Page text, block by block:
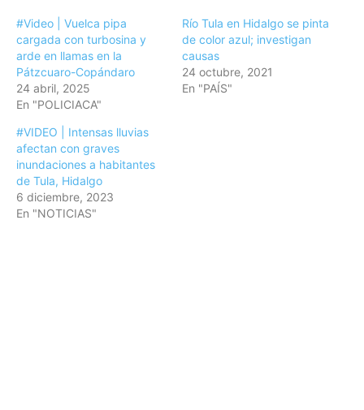
#Video | Vuelca pipa
cargada con turbosina y
arde en llamas en la
Pátzcuaro-Copándaro
24 abril, 2025
En "POLICIACA"
Río Tula en Hidalgo se pinta
de color azul; investigan
causas
24 octubre, 2021
En "PAÍS"
#VIDEO | Intensas lluvias
afectan con graves
inundaciones a habitantes
de Tula, Hidalgo
6 diciembre, 2023
En "NOTICIAS"